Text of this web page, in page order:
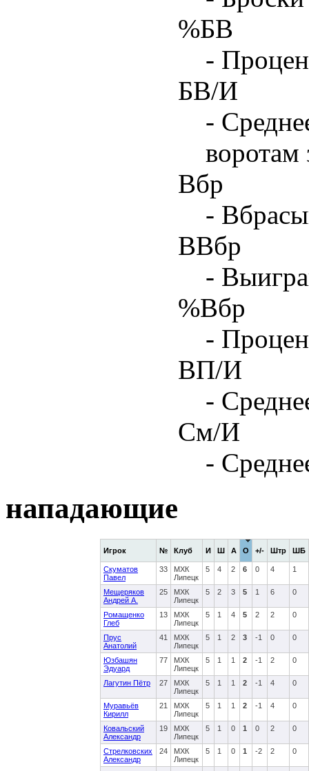
%БВ
-
БВ/И
-
воротам
Вбр
-
ВВбр
-
%Вбр
-
ВП/И
-
См/И
-
нападающие
Игрок № Клуб И Ш А О +/- Штр ШБ
Скуматов
Павел
33
МХК
Липецк
5 4 2 6 0 4 1
Мещеряков
Андрей А.
25
МХК
Липецк
5 2 3 5 1 6 0
Ромащенко
Глеб
13
МХК
Липецк
5 1 4 5 2 2 0
Прус
Анатолий
41
МХК
Липецк
5 1 2 3 -1 0 0
Юзбашян
Эдуард
77
МХК
Липецк
5 1 1 2 -1 2 0
Лагутин Пётр 27
МХК
Липецк
5 1 1 2 -1 4 0
Муравьёв
Кирилл
21
МХК
Липецк
5 1 1 2 -1 4 0
Ковальский
Александр
19
МХК
Липецк
5 1 0 1 0 2 0
Стрелковских
Александр
24
МХК
Липецк
5 1 0 1 -2 2 0